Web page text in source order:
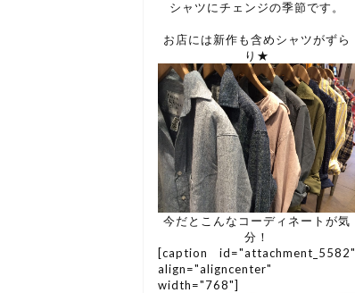
シャツにチェンジの季節です。
お店には新作も含めシャツがずら
り★
今だとこんなコーディネートが気
分！
[caption id="attachment_5582"
align="aligncenter"
width="768"]